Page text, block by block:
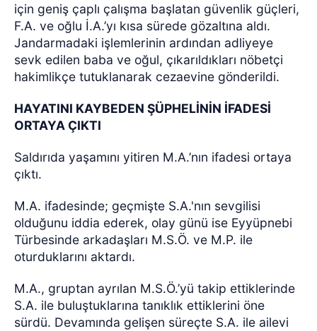
için geniş çaplı çalışma başlatan güvenlik güçleri,
F.A. ve oğlu İ.A.’yı kısa sürede gözaltına aldı.
Jandarmadaki işlemlerinin ardından adliyeye
sevk edilen baba ve oğul, çıkarıldıkları nöbetçi
hakimlikçe tutuklanarak cezaevine gönderildi.
HAYATINI KAYBEDEN ŞÜPHELİNİN İFADESİ
ORTAYA ÇIKTI
Saldırıda yaşamını yitiren M.A.’nın ifadesi ortaya
çıktı.
M.A. ifadesinde; geçmişte S.A.'nın sevgilisi
olduğunu iddia ederek, olay günü ise Eyyüpnebi
Türbesinde arkadaşları M.S.Ö. ve M.P. ile
oturduklarını aktardı.
M.A., gruptan ayrılan M.S.Ö.’yü takip ettiklerinde
S.A. ile buluştuklarına tanıklık ettiklerini öne
sürdü. Devamında gelişen süreçte S.A. ile ailevi